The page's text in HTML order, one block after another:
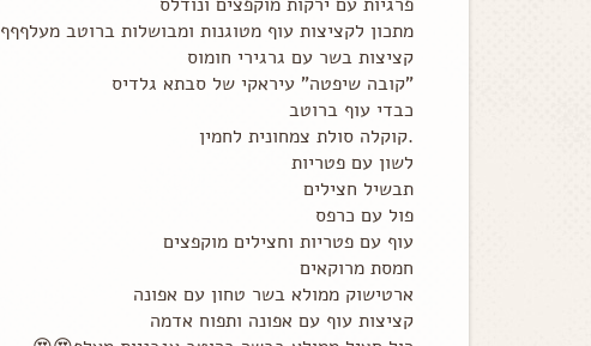
מתכון לקציצות עוף מטוגנות ומבושלות ברוטב מעלףףף
קציצות בשר עם גרגירי חומוס
"קובה שיפטה" עיראקי של סבתא גלדיס
כבדי עוף ברוטב
.קוקלה סולת צמחונית לחמין
לשון עם פטריות
תבשיל חצילים
פול עם כרפס
עוף עם פטריות וחצילים מוקפצים
חמסת מרוקאים
ארטישוק ממולא בשר טחון עם אפונה
קציצות עוף עם אפונה ותפוח אדמה